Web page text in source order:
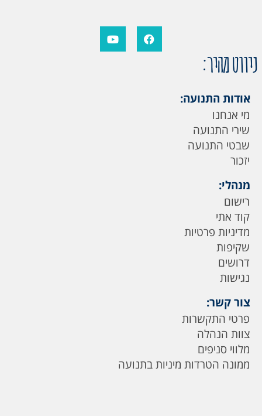
ניווט מהיר:
אודות התנועה:
מי אנחנו
שירי התנועה
שבטי התנועה
יזכור
מנהלי:
רישום
קוד אתי
מדיניות פרטיות
שקיפות
דרושים
נגישות
צור קשר:
פרטי התקשרות
צוות הנהלה
מלווי סניפים
ממונה הטרדות מיניות בתנועה